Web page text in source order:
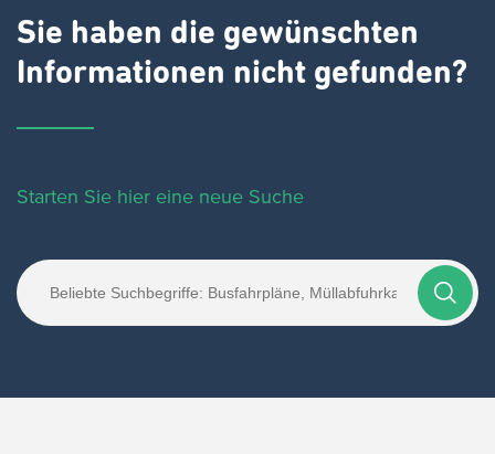
Sie haben die gewünschten
Informationen nicht gefunden?
Starten Sie hier eine neue Suche